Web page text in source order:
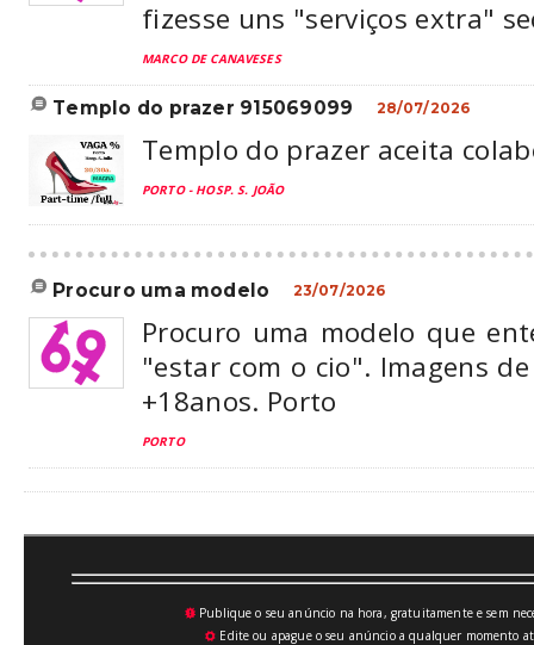
fizesse uns "serviços extra"
MARCO DE CANAVESES
templo do prazer 915069099 28/07/2026
Templo do prazer aceita
PORTO - HOSP. S. JOÃO
procuro uma modelo 23/07/2026
Procuro uma modelo que
"estar com o cio". Imagens
+18anos. Porto
PORTO
💥Publique o seu anúncio na hora, gratuitamente e sem
⚙ Edite ou apague o seu anúncio a qualquer momento